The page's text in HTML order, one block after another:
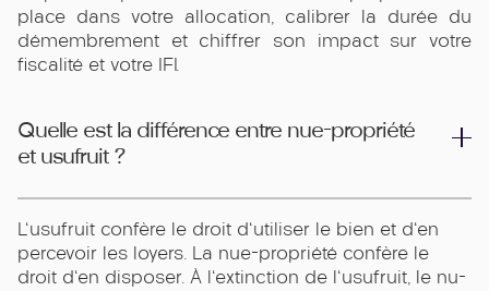
place dans votre allocation, calibrer la durée du
démembrement et chiffrer son impact sur votre
fiscalité et votre IFI.
Quelle est la différence entre nue-propriété
et usufruit ?
L'usufruit confère le droit d'utiliser le bien et d'en
percevoir les loyers. La nue-propriété confère le
droit d'en disposer. À l'extinction de l'usufruit, le nu-